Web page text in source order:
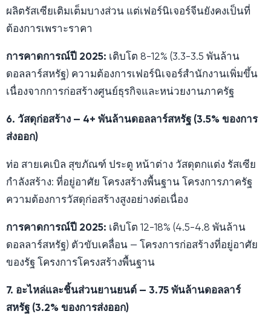
ผลิตรัสเซียเติมเต็มบางส่วน แต่เฟอร์นิเจอร์จีนยังคงเป็นที่
ต้องการเพราะราคา
การคาดการณ์ปี 2025: เติบโต 8-12% (3.3-3.5 พันล้าน
ดอลลาร์สหรัฐ) ความต้องการเฟอร์นิเจอร์สำนักงานเพิ่มขึ้น
เนื่องจากการก่อสร้างศูนย์ธุรกิจและหน่วยงานภาครัฐ
6. วัสดุก่อสร้าง — 4+ พันล้านดอลลาร์สหรัฐ (3.5% ของการ
ส่งออก)
ท่อ สายเคเบิล สุขภัณฑ์ ประตู หน้าต่าง วัสดุตกแต่ง รัสเซีย
กำลังสร้าง: ที่อยู่อาศัย โครงสร้างพื้นฐาน โครงการภาครัฐ
ความต้องการวัสดุก่อสร้างสูงอย่างต่อเนื่อง
การคาดการณ์ปี 2025: เติบโต 12-18% (4.5-4.8 พันล้าน
ดอลลาร์สหรัฐ) ตัวขับเคลื่อน — โครงการก่อสร้างที่อยู่อาศัย
ของรัฐ โครงการโครงสร้างพื้นฐาน
7. อะไหล่และชิ้นส่วนยานยนต์ — 3.75 พันล้านดอลลาร์
สหรัฐ (3.2% ของการส่งออก)